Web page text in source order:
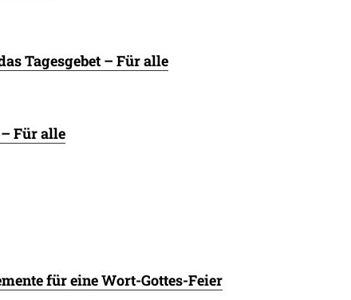
Tagesgebet – Für alle
Für alle
für eine Wort-Gottes-Feier